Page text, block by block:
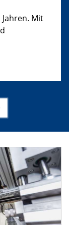
Mit